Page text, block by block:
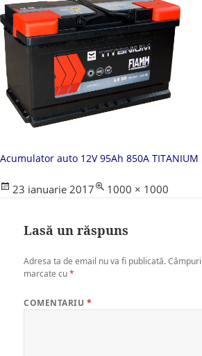
Acumulator auto 12V 95Ah 850A TITANIUM
Posted
23 ianuarie 2017
Full
1000 × 1000
Lasă un răspuns
Adresa ta de email nu va fi publicată.
marcate cu*
COMENTARIU *